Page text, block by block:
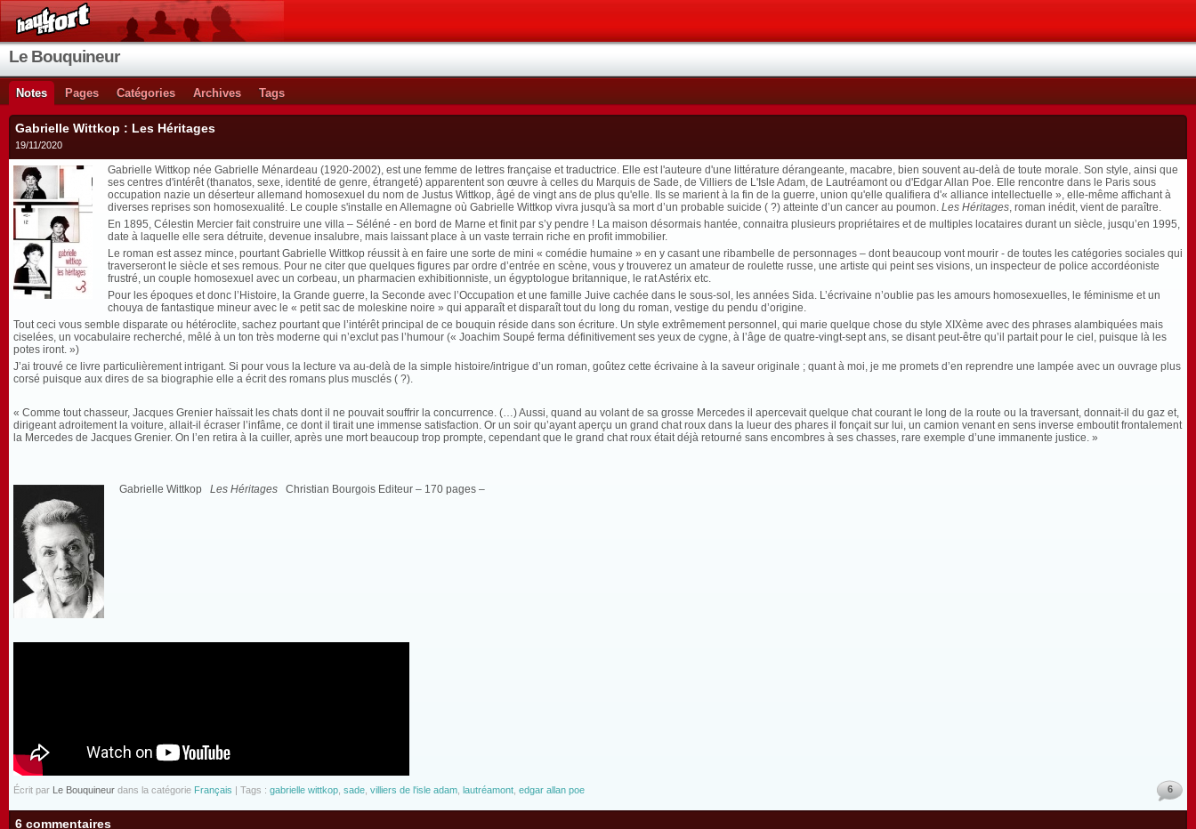
Le Bouquineur
Notes Pages Catégories Archives Tags
Gabrielle Wittkop : Les Héritages
19/11/2020
Gabrielle Wittkop née Gabrielle Ménardeau (1920-2002), est une femme de lettres française et traductrice. Elle est l'auteure d'une littérature dérangeante, macabre, bien souvent au-delà de toute morale. Son style, ainsi que
ses centres d'intérêt (thanatos, sexe, identité de genre, étrangeté) apparentent son œuvre à celles du Marquis de Sade, de Villiers de L'Isle Adam, de Lautréamont ou d'Edgar Allan Poe. Elle rencontre dans le Paris sous
occupation nazie un déserteur allemand homosexuel du nom de Justus Wittkop, âgé de vingt ans de plus qu'elle. Ils se marient à la fin de la guerre, union qu'elle qualifiera d'« alliance intellectuelle », elle-même affichant à
diverses reprises son homosexualité. Le couple s'installe en Allemagne où Gabrielle Wittkop vivra jusqu'à sa mort d’un probable suicide ( ?) atteinte d’un cancer au poumon. Les Héritages, roman inédit, vient de paraître.
En 1895, Célestin Mercier fait construire une villa – Séléné - en bord de Marne et finit par s’y pendre ! La maison désormais hantée, connaitra plusieurs propriétaires et de multiples locataires durant un siècle, jusqu’en 1995,
date à laquelle elle sera détruite, devenue insalubre, mais laissant place à un vaste terrain riche en profit immobilier.
Le roman est assez mince, pourtant Gabrielle Wittkop réussit à en faire une sorte de mini « comédie humaine » en y casant une ribambelle de personnages – dont beaucoup vont mourir - de toutes les catégories sociales qui
traverseront le siècle et ses remous. Pour ne citer que quelques figures par ordre d’entrée en scène, vous y trouverez un amateur de roulette russe, une artiste qui peint ses visions, un inspecteur de police accordéoniste
frustré, un couple homosexuel avec un corbeau, un pharmacien exhibitionniste, un égyptologue britannique, le rat Astérix etc.
Pour les époques et donc l’Histoire, la Grande guerre, la Seconde avec l’Occupation et une famille Juive cachée dans le sous-sol, les années Sida. L’écrivaine n’oublie pas les amours homosexuelles, le féminisme et un
chouya de fantastique mineur avec le « petit sac de moleskine noire » qui apparaît et disparaît tout du long du roman, vestige du pendu d’origine.
Tout ceci vous semble disparate ou hétéroclite, sachez pourtant que l’intérêt principal de ce bouquin réside dans son écriture. Un style extrêmement personnel, qui marie quelque chose du style XIXème avec des phrases alambiquées mais
ciselées, un vocabulaire recherché, mêlé à un ton très moderne qui n’exclut pas l’humour (« Joachim Soupé ferma définitivement ses yeux de cygne, à l’âge de quatre-vingt-sept ans, se disant peut-être qu’il partait pour le ciel, puisque là les
potes iront. »)
J’ai trouvé ce livre particulièrement intrigant. Si pour vous la lecture va au-delà de la simple histoire/intrigue d’un roman, goûtez cette écrivaine à la saveur originale ; quant à moi, je me promets d’en reprendre une lampée avec un ouvrage plus
corsé puisque aux dires de sa biographie elle a écrit des romans plus musclés ( ?).
« Comme tout chasseur, Jacques Grenier haïssait les chats dont il ne pouvait souffrir la concurrence. (…) Aussi, quand au volant de sa grosse Mercedes il apercevait quelque chat courant le long de la route ou la traversant, donnait-il du gaz et,
dirigeant adroitement la voiture, allait-il écraser l’infâme, ce dont il tirait une immense satisfaction. Or un soir qu’ayant aperçu un grand chat roux dans la lueur des phares il fonçait sur lui, un camion venant en sens inverse emboutit frontalement
la Mercedes de Jacques Grenier. On l’en retira à la cuiller, après une mort beaucoup trop prompte, cependant que le grand chat roux était déjà retourné sans encombres à ses chasses, rare exemple d’une immanente justice. »
Gabrielle Wittkop Les HéritagesChristian Bourgois Editeur – 170 pages –
Écrit par Le Bouquineur dans la catégorie Français | Tags : gabrielle wittkop sade villiers de l'isle adam lautréamont edgar allan poe 6
6 commentaires